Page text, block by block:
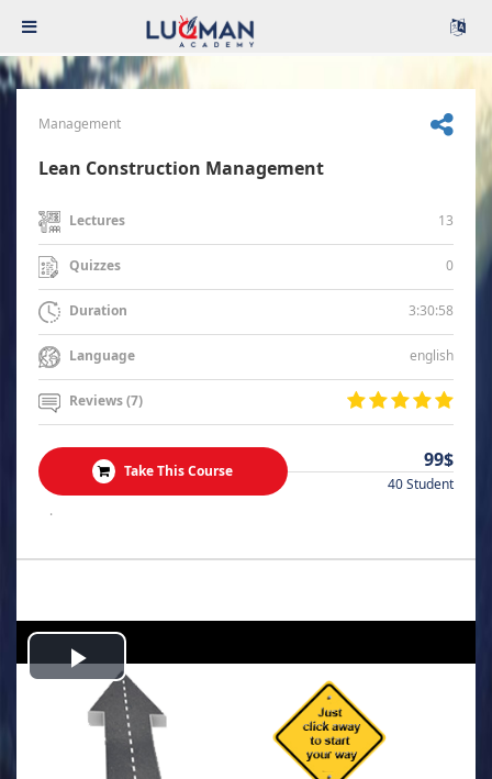
Management
Lean Construction Management
Lectures 13
Quizzes 0
Duration 3:30:58
Language english
Reviews (7)
Take This Course 99$
40 Student
.
Play
Video